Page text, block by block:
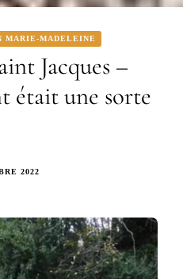
MARIE-MADELEINE
Jacques –
était une sorte
2022